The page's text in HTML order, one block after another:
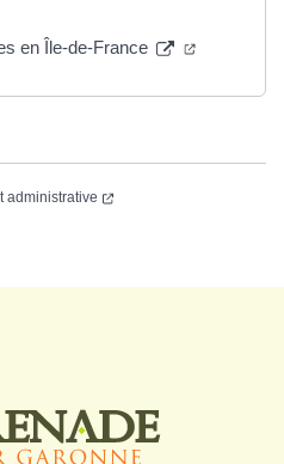
en Île-de-France
administrative